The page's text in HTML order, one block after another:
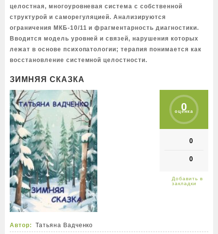
целостная, многоуровневая система с собственной
структурой и саморегуляцией. Анализируются
ограничения МКБ-10/11 и фрагментарность диагностики.
Вводится модель уровней и связей, нарушения которых
лежат в основе психопатологии; терапия понимается как
восстановление системной целостности.
ЗИМНЯЯ СКАЗКА
0
оценка
0
0
Автор:
Татьяна Вадченко